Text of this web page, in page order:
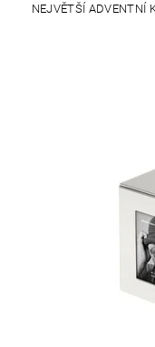
NEJVĚTŠÍ ADVENTNÍ